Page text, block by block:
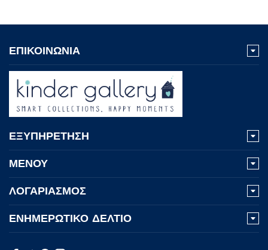
ΕΠΙΚΟΙΝΩΝΙΑ
ΕΞΥΠΗΡΕΤΗΣΗ
ΜΕΝΟΥ
ΛΟΓΑΡΙΑΣΜΟΣ
ΕΝΗΜΕΡΩΤΙΚΟ ΔΕΛΤΙΟ